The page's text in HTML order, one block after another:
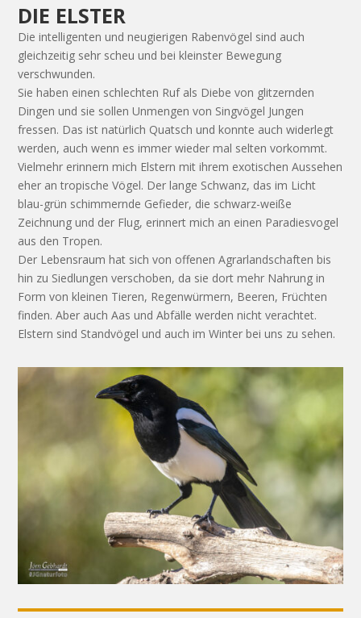
DIE ELSTER
Die intelligenten und neugierigen Rabenvögel sind auch
gleichzeitig sehr scheu und bei kleinster Bewegung
verschwunden.
Sie haben einen schlechten Ruf als Diebe von glitzernden
Dingen und sie sollen Unmengen von Singvögel Jungen
fressen. Das ist natürlich Quatsch und konnte auch widerlegt
werden, auch wenn es immer wieder mal selten vorkommt.
Vielmehr erinnern mich Elstern mit ihrem exotischen Aussehen
eher an tropische Vögel. Der lange Schwanz, das im Licht
blau-grün schimmernde Gefieder, die schwarz-weiße
Zeichnung und der Flug, erinnert mich an einen Paradiesvogel
aus den Tropen.
Der Lebensraum hat sich von offenen Agrarlandschaften bis
hin zu Siedlungen verschoben, da sie dort mehr Nahrung in
Form von kleinen Tieren, Regenwürmern, Beeren, Früchten
finden. Aber auch Aas und Abfälle werden nicht verachtet.
Elstern sind Standvögel und auch im Winter bei uns zu sehen.